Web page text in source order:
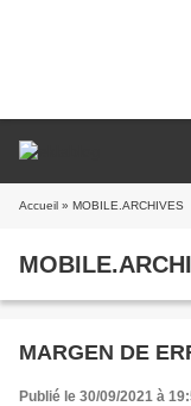
Accueil » MOBILE.ARCHIVES
MARGEN DE
Publié le 30/09/2021 à